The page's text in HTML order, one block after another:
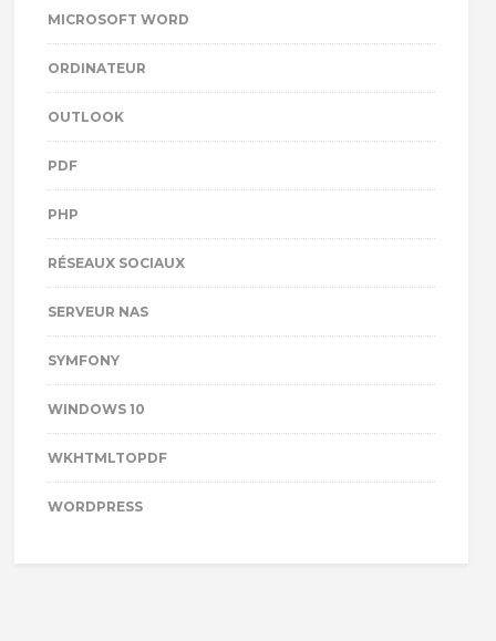
MICROSOFT WORD
ORDINATEUR
OUTLOOK
PDF
PHP
RÉSEAUX SOCIAUX
SERVEUR NAS
SYMFONY
WINDOWS 10
WKHTMLTOPDF
WORDPRESS